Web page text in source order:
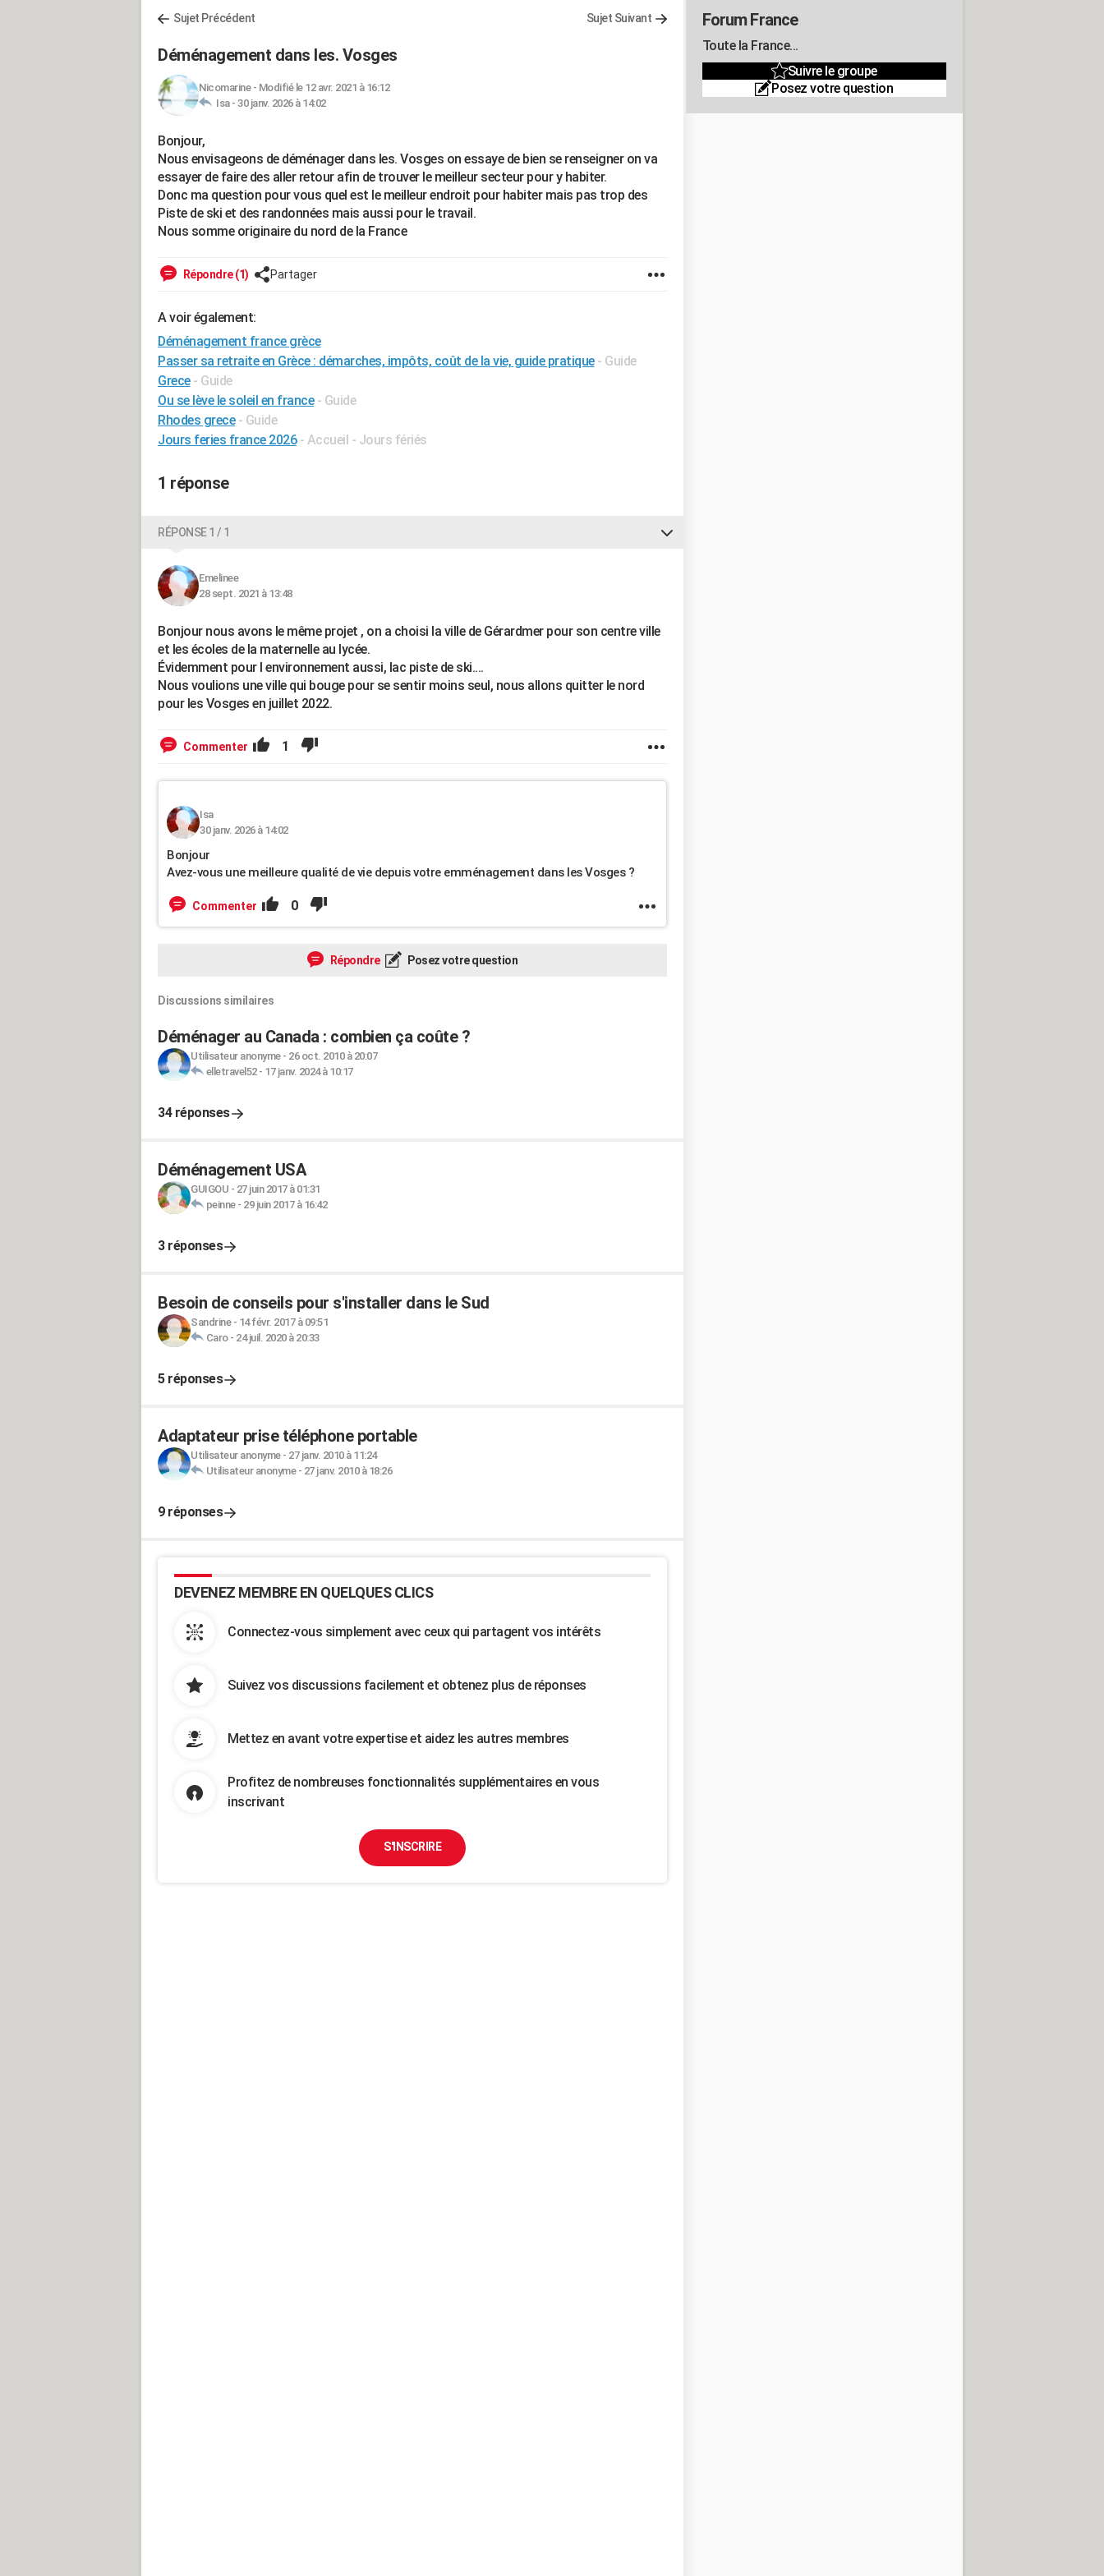
Sujet Précédent Sujet Suivant
Déménagement dans les. Vosges
Nicomarine- Modifié le 12 avr. 2021 à 16:12
Isa - 30 janv. 2026 à 14:02
Bonjour,
Nous envisageons de déménager dans les. Vosges on essaye de bien se renseigner on va
essayer de faire des aller retour afin de trouver le meilleur secteur pour y habiter.
Donc ma question pour vous quel est le meilleur endroit pour habiter mais pas trop des
Piste de ski et des randonnées mais aussi pour le travail.
Nous somme originaire du nord de la France
Répondre (1) Partager
A voir également:
Déménagement france grèce
Passer sa retraite en Grèce : démarches, impôts, coût de la vie, guide pratique - Guide
Grece - Guide
Ou se lève le soleil en france - Guide
Rhodes grece - Guide
Jours feries france 2026 - Accueil - Jours fériés
1 réponse
RÉPONSE 1 / 1
Emelinee
28 sept. 2021 à 13:48
Bonjour nous avons le même projet , on a choisi la ville de Gérardmer pour son centre ville
et les écoles de la maternelle au lycée.
Évidemment pour l environnement aussi, lac piste de ski....
Nous voulions une ville qui bouge pour se sentir moins seul, nous allons quitter le nord
pour les Vosges en juillet 2022.
Commenter 1
Isa
30 janv. 2026 à 14:02
Bonjour
Avez-vous une meilleure qualité de vie depuis votre emménagement dans les Vosges ?
Commenter 0
Répondre Posez votre question
Discussions similaires
Déménager au Canada : combien ça coûte ?
Utilisateur anonyme- 26 oct. 2010 à 20:07
elletravel52- 17 janv. 2024 à 10:17
34 réponses
Déménagement USA
GUIGOU - 27 juin 2017 à 01:31
peinne- 29 juin 2017 à 16:42
3 réponses
Besoin de conseils pour s'installer dans le Sud
Sandrine- 14 févr. 2017 à 09:51
Caro- 24 juil. 2020 à 20:33
5 réponses
Adaptateur prise téléphone portable
Utilisateur anonyme- 27 janv. 2010 à 11:24
Utilisateur anonyme- 27 janv. 2010 à 18:26
9 réponses
DEVENEZ MEMBRE EN QUELQUES CLICS
Connectez-vous simplement avec ceux qui partagent vos intérêts
Suivez vos discussions facilement et obtenez plus de réponses
Mettez en avant votre expertise et aidez les autres membres
Profitez de nombreuses fonctionnalités supplémentaires en vous
inscrivant
S'INSCRIRE
Forum France
Toute la France...
Suivre le groupe
Posez votre question